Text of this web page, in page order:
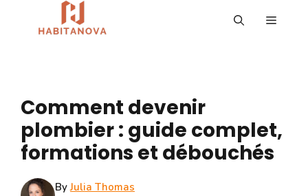
MENU
Comment devenir
plombier : guide complet,
formations et débouchés
ByJulia Thomas